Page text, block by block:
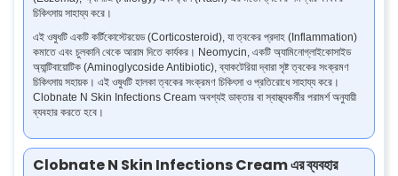
চিকিৎসায় সাহায্য করে।
এই ওষুধটি একটি কর্টিকোস্টেরয়েড (Corticosteroid), যা ত্বকের প্রদাহ (Inflammation)
কমাতে এবং চুলকানি থেকে আরাম দিতে কার্যকর। Neomycin, একটি অ্যামিনোগ্লাইকোসাইড
অ্যান্টিবায়োটিক (Aminoglycoside Antibiotic), ব্যাকটেরিয়া দ্বারা সৃষ্ট ত্বকের সংক্রমণ
চিকিৎসায় সহায়ক। এই ওষুধটি হালকা ত্বকের সংক্রমণ চিকিৎসা ও প্রতিরোধে সাহায্য করে।
Clobnate N Skin Infections Cream অবশ্যই ডাক্তার বা স্বাস্থ্যকর্মীর পরামর্শ অনুযায়ী
ব্যবহার করতে হবে।
Clobnate N Skin Infections Cream এর ব্যবহার